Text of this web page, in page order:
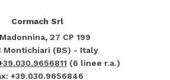
Cormach Srl
27 CP 199
Montichiari (BS) - Italy
(6 linee r.a.)
+39.030.9656846